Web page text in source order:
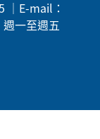
｜E-mail：
一至週五